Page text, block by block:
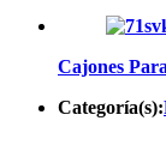
Cajones
Categoría(s):